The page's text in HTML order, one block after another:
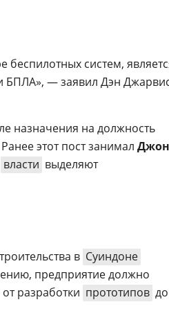
систем,
БПЛА», — заявил Дэн
назначения на должность
этот пост занимал Джон
власти выделяют
в Суиндоне
предприятие должно
разработки прототипов до